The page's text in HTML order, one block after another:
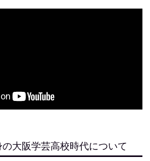
大阪学芸高校時代について